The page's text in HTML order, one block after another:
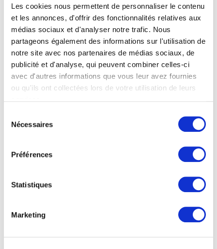
Les cookies nous permettent de personnaliser le contenu
et les annonces, d'offrir des fonctionnalités relatives aux
médias sociaux et d'analyser notre trafic. Nous
partageons également des informations sur l'utilisation de
notre site avec nos partenaires de médias sociaux, de
publicité et d'analyse, qui peuvent combiner celles-ci
avec d'autres informations que vous leur avez fournies
ou qu'ils ont collectées lors de votre utilisation de leurs
Nécessaires
Préférences
Statistiques
Marketing
1. Stress oxydatif : Antioxydants
contre radicaux libres
Lesradicaux libresse forment naturellement dans notre corps
lors de processus métaboliques normaux, tels que la
respiration. Cependant, leur production peut être amplifiée par
Les radicaux libres sont formés en perdent un électron, ce qui
manquant à d’autres molécules, provoquant ainsi des